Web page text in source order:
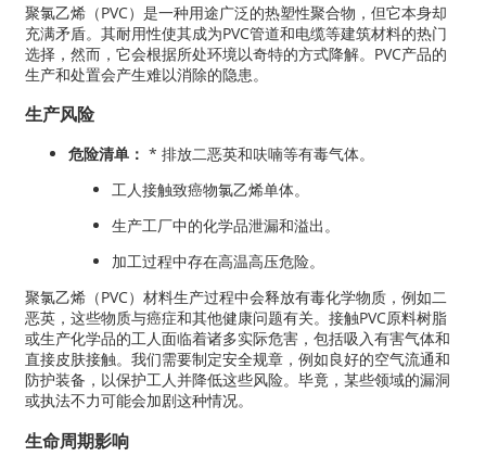
聚氯乙烯（PVC）是一种用途广泛的热塑性聚合物，但它本身却
充满矛盾。其耐用性使其成为PVC管道和电缆等建筑材料的热门
选择，然而，它会根据所处环境以奇特的方式降解。PVC产品的
生产和处置会产生难以消除的隐患。
生产风险
危险清单： * 排放二恶英和呋喃等有毒气体。
工人接触致癌物氯乙烯单体。
生产工厂中的化学品泄漏和溢出。
加工过程中存在高温高压危险。
聚氯乙烯（PVC）材料生产过程中会释放有毒化学物质，例如二
恶英，这些物质与癌症和其他健康问题有关。接触PVC原料树脂
或生产化学品的工人面临着诸多实际危害，包括吸入有害气体和
直接皮肤接触。我们需要制定安全规章，例如良好的空气流通和
防护装备，以保护工人并降低这些风险。毕竟，某些领域的漏洞
或执法不力可能会加剧这种情况。
生命周期影响